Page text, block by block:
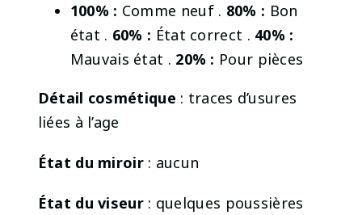
100% : Comme neuf . 80% : Bon
état . 60% : État correct . 40% :
Mauvais état . 20% : Pour pièces
Détail cosmétique : traces d’usures
liées à l’age
État du miroir: aucun
État du viseur: quelques poussières